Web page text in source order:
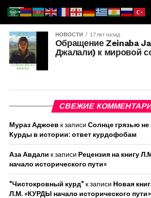
НОВОСТИ 17 лет назад
Обращение Zeinaba
Джалали) к мировой
СВЕЖИЕ
Мураз Аджоев к записи Солнце грязью
Курды в истории: ответ курдофобам
Аза Авдали к записи Рецензия на книгу
начало исторического пути»
"Чистокровный курд" к записи Новая
Л.М. «КУРДЫ начало исторического пути»